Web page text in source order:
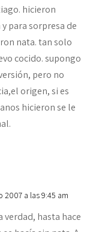
hicieron
para sorpresa de
nata. tan solo
cocido. supongo
pero no
origen, si es
hicieron se le
2007 a las 9:45 am
verdad, hasta hace